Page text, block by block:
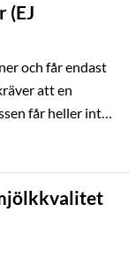
(EJ
och får endast
att en
får heller inte